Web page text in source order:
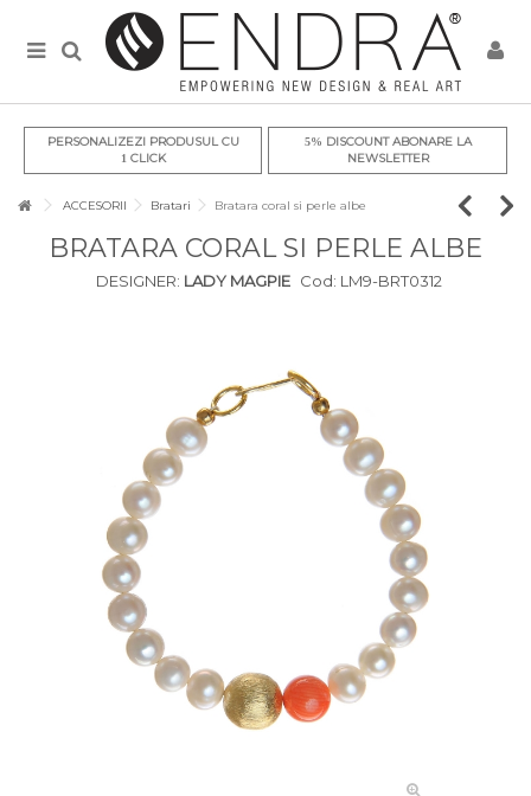
PERSONALIZEZI PRODUSUL CU
1CLICK
5% DISCOUNT ABONARE LA
NEWSLETTER
ACCESORII Bratari Bratara coral si perle albe
BRATARA CORAL SI PERLE ALBE
DESIGNER: LADY MAGPIE Cod: LM9-BRT0312